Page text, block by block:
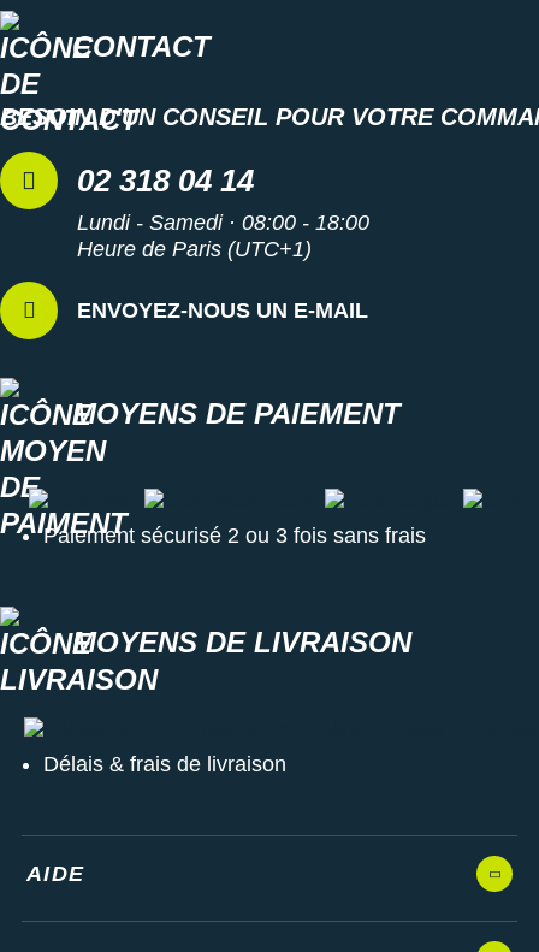
CONTACT
BESOIN D'UN CONSEIL POUR VOTRE
02 318 04 14
Lundi - Samedi · 08:00 - 18:00
Heure de Paris (UTC+1)
ENVOYEZ-NOUS UN E-MAIL
MOYENS DE PAIEMENT
Carte visa Carte master card Carte paypal Carte
Paiement sécurisé 2 ou 3 fois sans frais
MOYENS DE LIVRAISON
Colissimo, Chronopost, Chrono relais ou retrait en magasin
Délais & frais de livraison
AIDE